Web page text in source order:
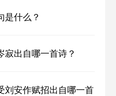
是什么？
出自哪一首诗？
刘安作赋招出自哪一首